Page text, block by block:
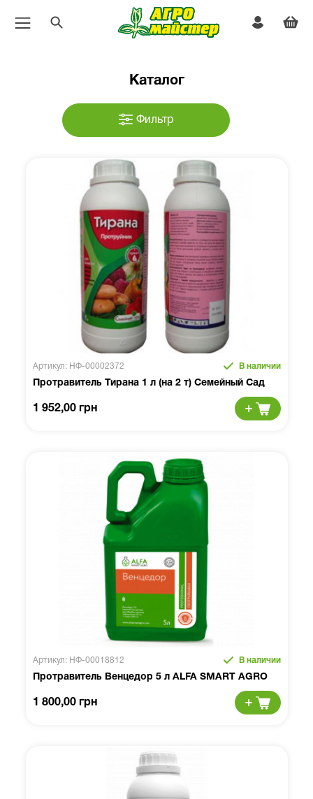
Каталог
Фильтр
Артикул: НФ-00002372 В наличии
Протравитель Тирана 1 л (на 2 т) Семейный Сад
1 952,00 грн
Артикул: НФ-00018812 В наличии
Протравитель Венцедор 5 л ALFA SMART AGRO
1 800,00 грн